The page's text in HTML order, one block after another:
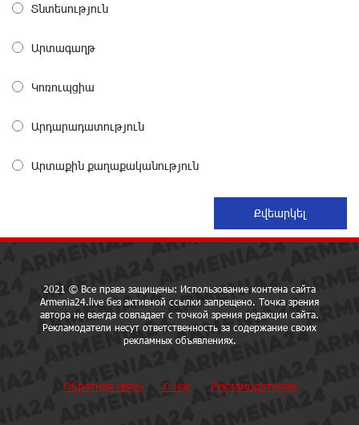
Карапетян
Зачем Пашинян полетел в Россию?․ Аршак
Карапетян
Рост цен на продукты в Армении ускорился до 8,6%:
29 дней назад
«На пути к осознанному воспитанию детей 2026»
29 дней назад
близко
Տնտեսություն
Արտագաղթ
Կոռուպցիա
Արդարադատություն
Արտաքին քաղաքականություն
2021 © Все права защищены: Использование контена сайта
Armenia24.live без активной ссылки запрещено. Точка зрения
автора не ваегда совпадает с точкой зрения редакции сайта.
Рекламодатели несут ответственность за содержание своих
рекламных объявлениях.
Обратная связь О нас Рекламодателям